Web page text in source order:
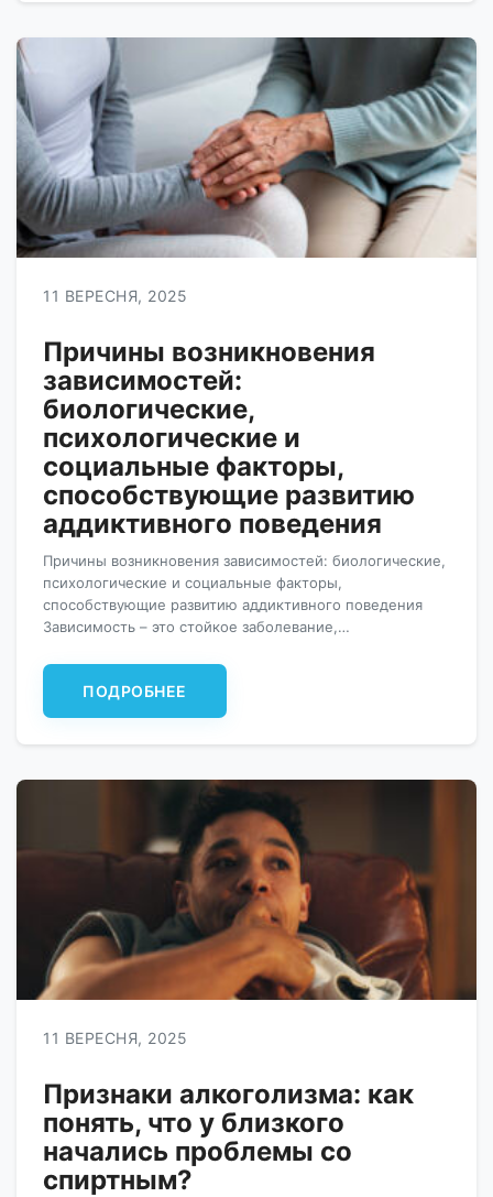
11 ВЕРЕСНЯ, 2025
Причины возникновения
зависимостей:
биологические,
психологические и
социальные факторы,
способствующие развитию
аддиктивного поведения
Причины возникновения зависимостей: биологические,
психологические и социальные факторы,
способствующие развитию аддиктивного поведения
Зависимость – это стойкое заболевание,
людей во всем мире нуждаются в лечении физического
и психологического здоровья. Какие виды и причины
зависимостей бывают? Виды зависимостей, которые
потребностью […]
ПОДРОБНЕЕ
11 ВЕРЕСНЯ, 2025
Признаки алкоголизма: как
понять, что у близкого
начались проблемы со
спиртным?